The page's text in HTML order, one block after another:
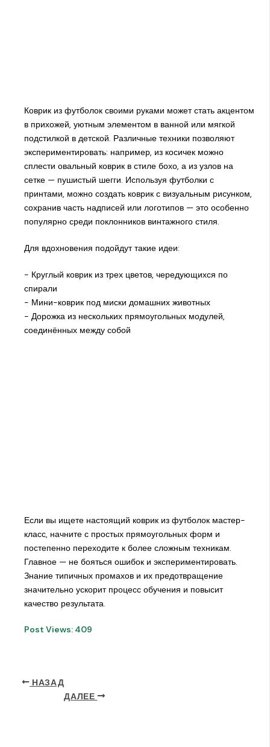
Коврик из футболок своими руками может стать акцентом
в прихожей, уютным элементом в ванной или мягкой
подстилкой в детской. Различные техники позволяют
экспериментировать: например, из косичек можно
сплести овальный коврик в стиле бохо, а из узлов на
сетке — пушистый шегги. Используя футболки с
принтами, можно создать коврик с визуальным рисунком,
сохранив часть надписей или логотипов — это особенно
популярно среди поклонников винтажного стиля.
Для вдохновения подойдут такие идеи:
- Круглый коврик из трех цветов, чередующихся по
спирали
- Мини-коврик под миски домашних животных
- Дорожка из нескольких прямоугольных модулей,
соединённых между собой
Если вы ищете настоящий коврик из футболок мастер-
класс, начните с простых прямоугольных форм и
постепенно переходите к более сложным техникам.
Главное — не бояться ошибок и экспериментировать.
Знание типичных промахов и их предотвращение
значительно ускорит процесс обучения и повысит
качество результата.
Post Views: 409
НАЗАД
ДАЛЕЕ